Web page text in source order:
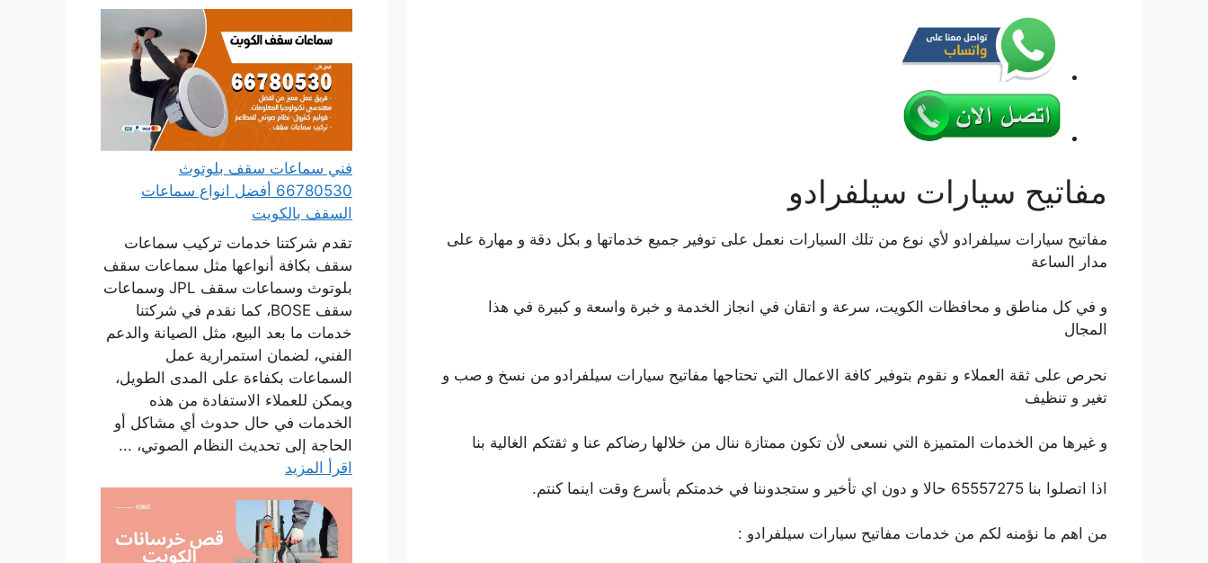
مفاتيح سيارات سيلفرادو
مفاتيح سيارات سيلفرادو لأي نوع من تلك السيارات نعمل على توفير جميع خدماتها و بكل دقة و مهارة على
مدار الساعة
و في كل مناطق و محافظات الكويت، سرعة و اتقان في انجاز الخدمة و خبرة واسعة و كبيرة في هذا
المجال
نحرص على ثقة العملاء و نقوم بتوفير كافة الاعمال التي تحتاجها مفاتيح سيارات سيلفرادو من نسخ و صب و
تغير و تنظيف
و غيرها من الخدمات المتميزة التي نسعى لأن تكون ممتازة ننال من خلالها رضاكم عنا و ثقتكم الغالية بنا
اذا اتصلوا بنا 65557275 حالا و دون اي تأخير و ستجدوننا في خدمتكم بأسرع وقت اينما كنتم.
من اهم ما نؤمنه لكم من خدمات مفاتيح سيارات سيلفرادو :
فني سماعات سقف بلوتوث
66780530 أفضل انواع سماعات
السقف بالكويت
تقدم شركتنا خدمات تركيب سماعات
سقف بكافة أنواعها مثل سماعات سقف
بلوتوث وسماعات سقف JPL وسماعات
سقف BOSE، كما نقدم في شركتنا
خدمات ما بعد البيع، مثل الصيانة والدعم
الفني، لضمان استمرارية عمل
السماعات بكفاءة على المدى الطويل،
ويمكن للعملاء الاستفادة من هذه
الخدمات في حال حدوث أي مشاكل أو
الحاجة إلى تحديث النظام الصوتي، ...
اقرأ المزيد